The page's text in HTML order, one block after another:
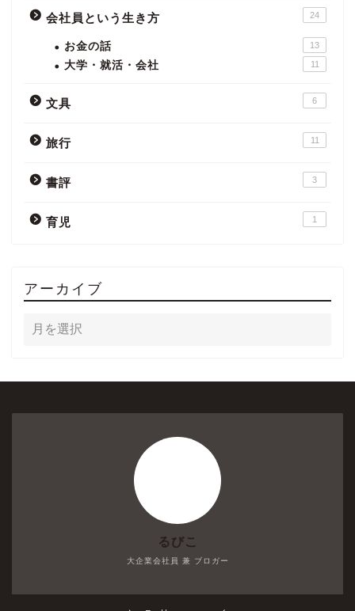
会社員という生き方 24
お金の話 13
大学・就活・会社 11
文具 6
旅行 11
書評 3
育児 1
アーカイブ
大企業会社員 兼 ブロガー
るびこ